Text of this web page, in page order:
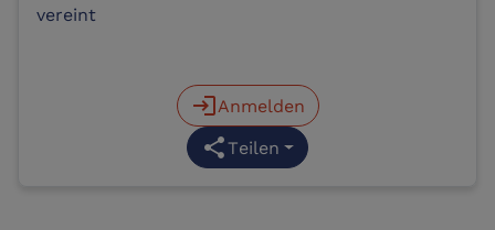
vereint
loginAnmelden
shareTeilen